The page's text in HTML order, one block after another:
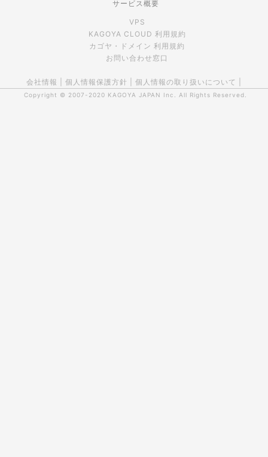
サービス概要
VPS
KAGOYA CLOUD 利用規約
カゴヤ・ドメイン 利用規約
お問い合わせ窓口
会社情報 個人情報保護方針 個人情報の取り扱いについて
Copyright © 2007-2020 KAGOYA JAPAN Inc. All Rights Reserved.